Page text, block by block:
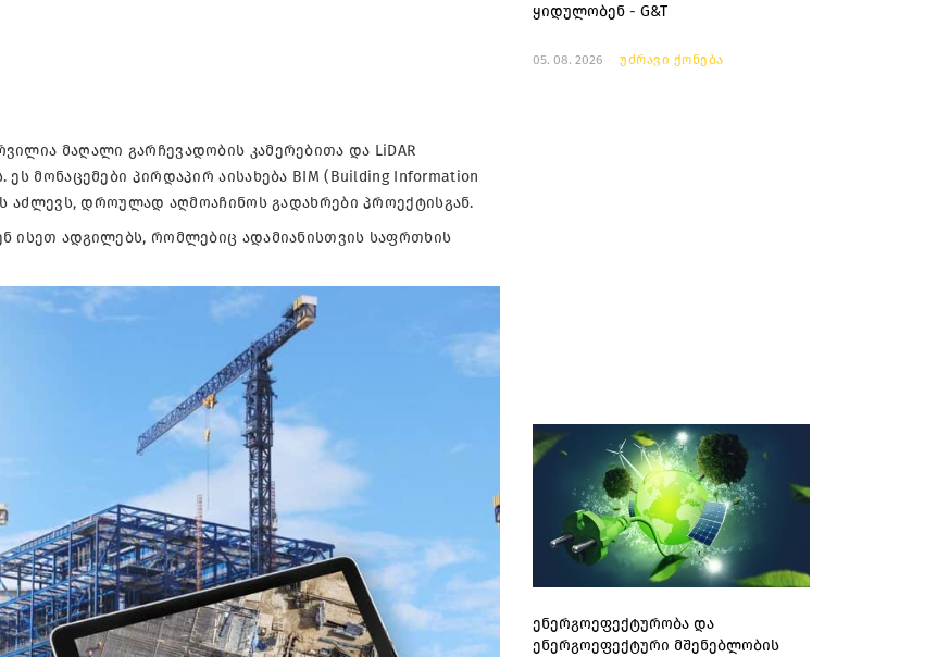
მაღალი გარჩევადობის კამერებითა და LiDAR
მონაცემები პირდაპირ აისახება BIM (Building Information
აძლევს, დროულად აღმოაჩინოს გადახრები პროექტისგან.
ისეთ ადგილებს, რომლებიც ადამიანისთვის საფრთხის
ყიდულობენ - G&T
05. 08. 2026 უძრავი ქონება
ენერგოეფექტურობა და
ენერგოეფექტური მშენებლობის